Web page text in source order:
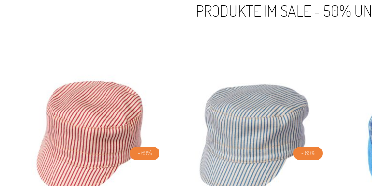
PRODUKTE IM SALE - 50%
- 69% - 69%